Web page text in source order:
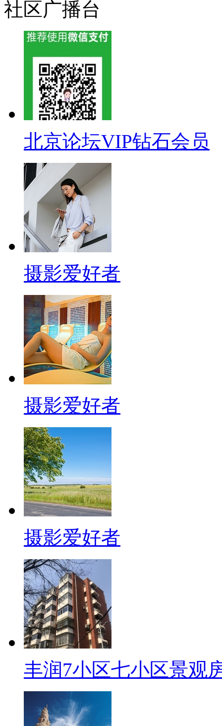
社区广播台
北京论坛VIP钻石会员
摄影爱好者
摄影爱好者
摄影爱好者
丰润7小区七小区景观